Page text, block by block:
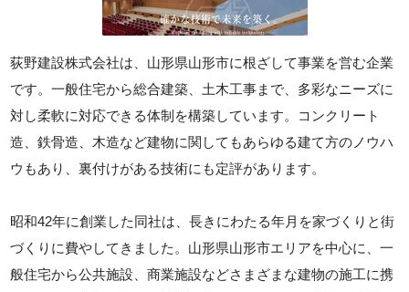
荻野建設株式会社は、山形県山形市に根ざして事業を営む企業
です。一般住宅から総合建築、土木工事まで、多彩なニーズに
対し柔軟に対応できる体制を構築しています。コンクリート
造、鉄骨造、木造など建物に関してもあらゆる建て方のノウハ
ウもあり、裏付けがある技術にも定評があります。
昭和42年に創業した同社は、長きにわたる年月を家づくりと街
づくりに費やしてきました。山形県山形市エリアを中心に、一
般住宅から公共施設、商業施設などさまざまな建物の施工に携